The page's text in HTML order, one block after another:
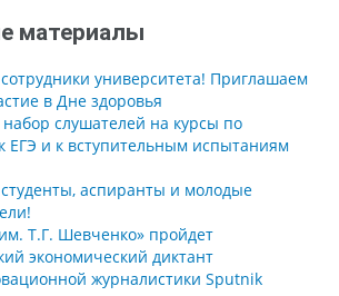
материалы
университета! Приглашаем
в Дне здоровья
слушателей на курсы по
ЕГЭ и к вступительным испытаниям
аспиранты и молодые
Т.Г. Шевченко» пройдет
экономический диктант
журналистики Sputnik